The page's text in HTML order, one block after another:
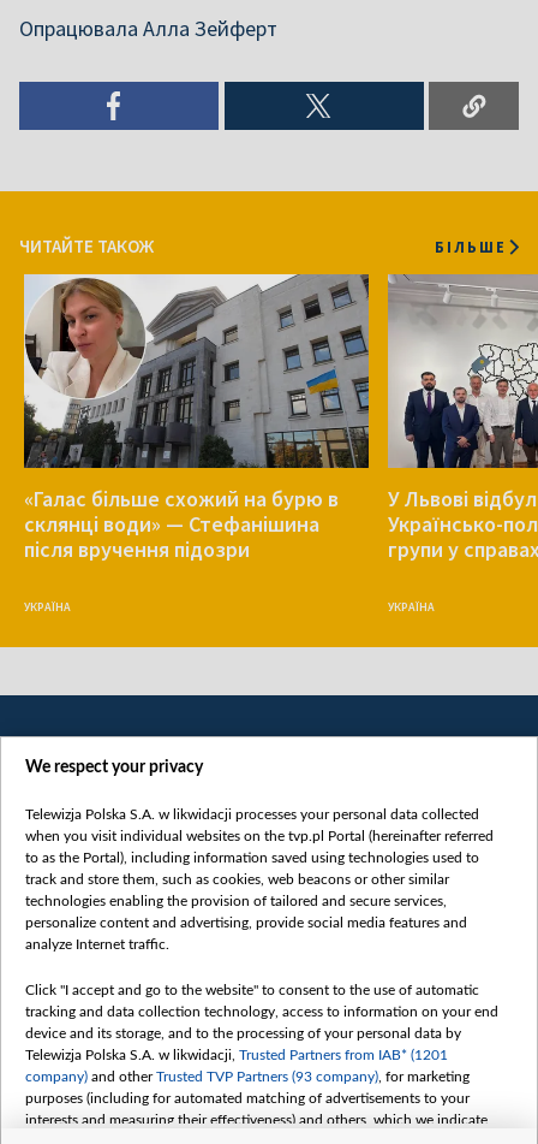
Опрацювала Алла Зейферт
ЧИТАЙТЕ ТАКОЖ БІЛЬШЕ
«Галас більше схожий на бурю в
склянці води» — Стефанішина
після вручення підозри
УКРАЇНА
У Львові
Українсько-
групи у
УКРАЇНА
Категорії
Новини
Докладно
Погляд
Цікаво
Slawa.tv
Про нас
We respect your privacy
Telewizja Polska S.A. w likwidacji processes your personal data collected
when you visit individual websites on the tvp.pl Portal (hereinafter referred
to as the Portal), including information saved using technologies used to
track and store them, such as cookies, web beacons or other similar
technologies enabling the provision of tailored and secure services,
personalize content and advertising, provide social media features and
analyze Internet traffic.
Click "I accept and go to the website" to consent to the use of automatic
tracking and data collection technology, access to information on your end
device and its storage, and to the processing of your personal data by
Telewizja Polska S.A. w likwidacji, Trusted Partners from IAB* (1201
company) and otherTrusted TVP Partners (93 company) , for marketing
purposes (including for automated matching of advertisements to your
interests and measuring their effectiveness) and others, which we indicate